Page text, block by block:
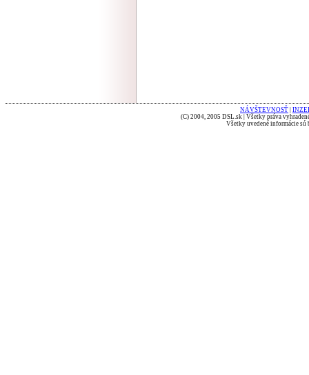
NÁVŠTEVNOSŤ
(C) 2004, 2005 DSL.sk | Všetky práva
Všetky uvedené informácie sú